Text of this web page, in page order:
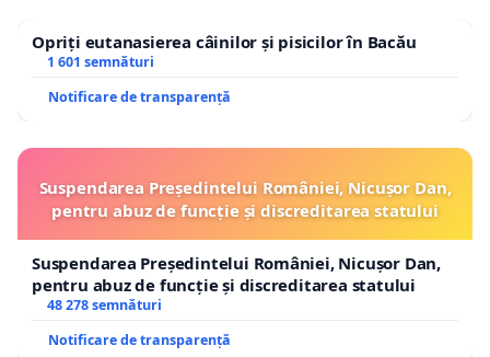
Opriți eutanasierea câinilor și pisicilor în Bacău
1 601 semnături
Notificare de transparență
Suspendarea Președintelui României, Nicușor Dan,
pentru abuz de funcție și discreditarea statului
Suspendarea Președintelui României, Nicușor Dan,
pentru abuz de funcție și discreditarea statului
48 278 semnături
Notificare de transparență